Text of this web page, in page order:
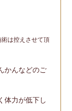
は控えさせて頂
かんなどのご
体力が低下し